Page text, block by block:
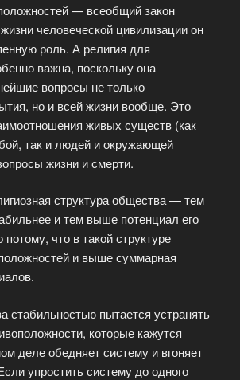
— всеобщий закон
человеческой цивилизации он
роль. А религия для
важна, поскольку она
вопросы не только
но и всей жизни вообще. Это
живых существ (как
так и людей и окружающей
жизни и смерти.
структура общества — тем
и тем выше потенциал его
потому, что в такой структуре
и выше суммарная
стабильностью пытается устранять
которые кажутся
деле обедняет систему и вгоняет
упростить систему до одного